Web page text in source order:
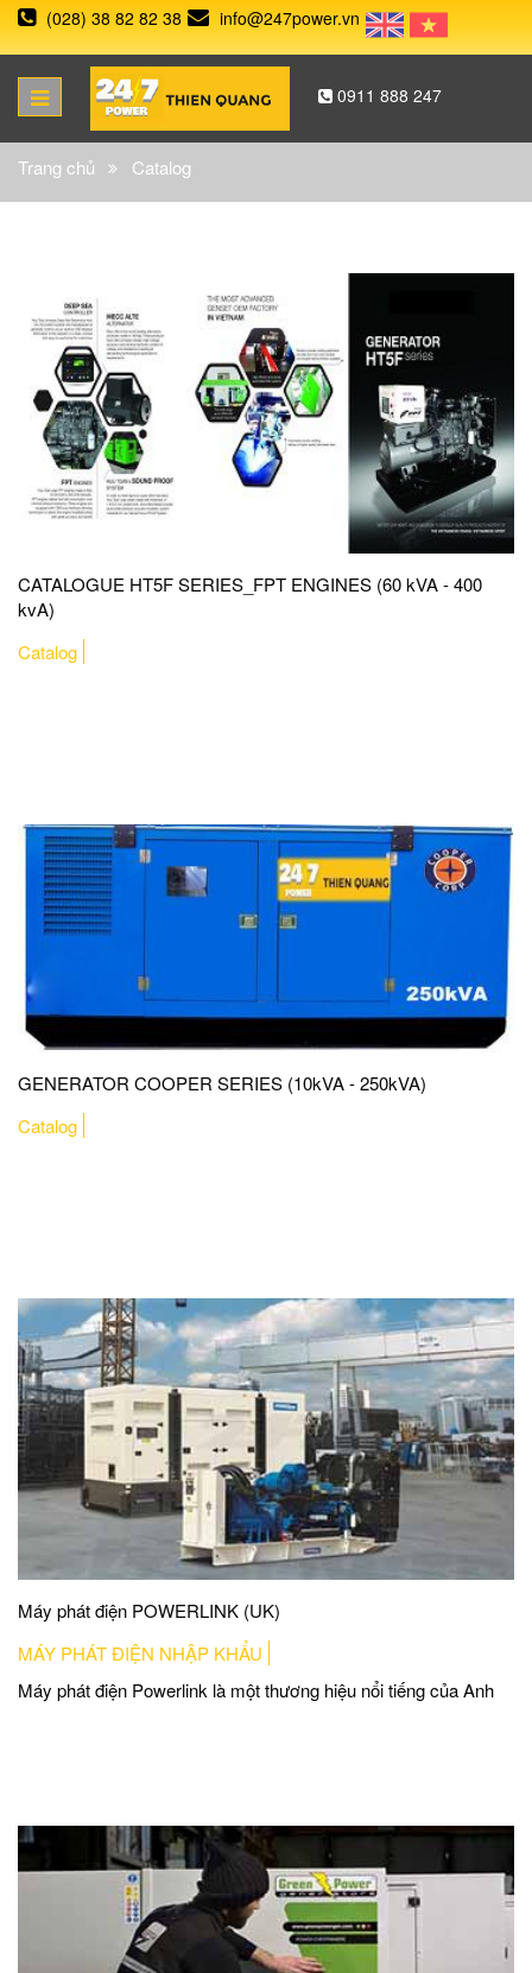
(028) 38 82 82 38 info@247power.vn
0911 888 247
Trang chủ Catalog
CATALOGUE HT5F SERIES_FPT ENGINES (60 kVA - 400
kvA)
Catalog
GENERATOR COOPER SERIES (10kVA - 250kVA)
Catalog
Máy phát điện POWERLINK (UK)
MÁY PHÁT ĐIỆN NHẬP KHẨU
Máy phát điện Powerlink là một thương hiệu nổi tiếng của Anh